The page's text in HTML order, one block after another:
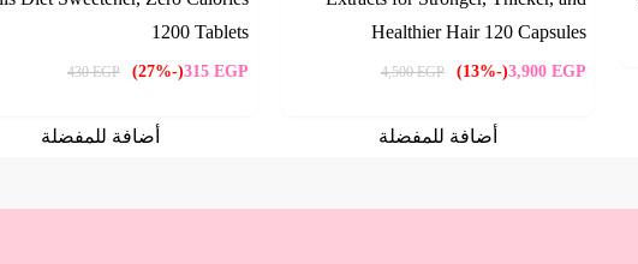
Healthier Hair 120 Capsules
3,900 EGP
(-13%)
4,500EGP
أضافة للمفضلة
1200 Tablets
315 EGP
(-27%)
430EGP
أضافة للمفضلة